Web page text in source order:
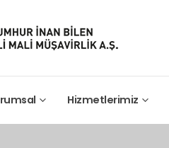
Hizmetlerimiz